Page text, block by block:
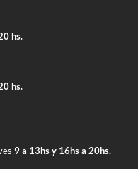
hs.
hs.
9 a 13hs y 16hs a 20hs.